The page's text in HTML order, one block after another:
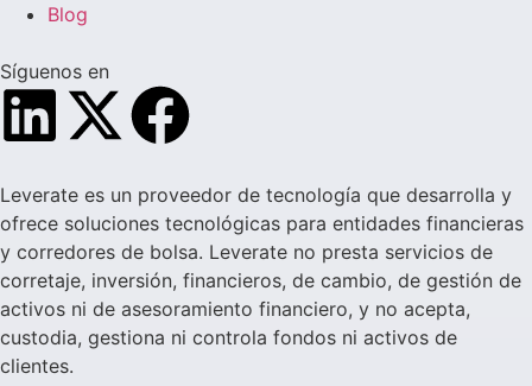
Blog
Síguenos en
Leverate es un proveedor de tecnología que desarrolla y
ofrece soluciones tecnológicas para entidades financieras
y corredores de bolsa. Leverate no presta servicios de
corretaje, inversión, financieros, de cambio, de gestión de
activos ni de asesoramiento financiero, y no acepta,
custodia, gestiona ni controla fondos ni activos de
clientes.